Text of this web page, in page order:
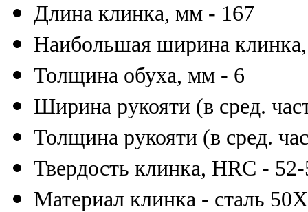
Длина клинка, мм - 167
Наибольшая ширина
Толщина обуха, мм - 6
Ширина рукояти (в сред.
Толщина рукояти (в сред.
Твердость клинка, HRC -
Материал клинка - сталь